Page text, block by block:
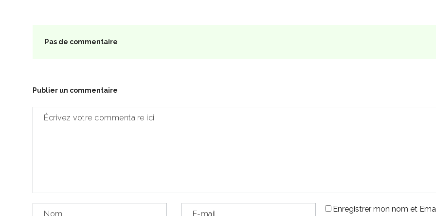
Pas de commentaire
Publier un commentaire
Enregistrer mon nom et